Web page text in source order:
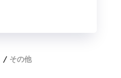
その他